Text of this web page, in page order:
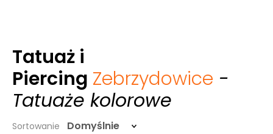
Tatuaż i
Piercing Zebrzydowice -
Tatuaże kolorowe
Sortowanie Domyślnie